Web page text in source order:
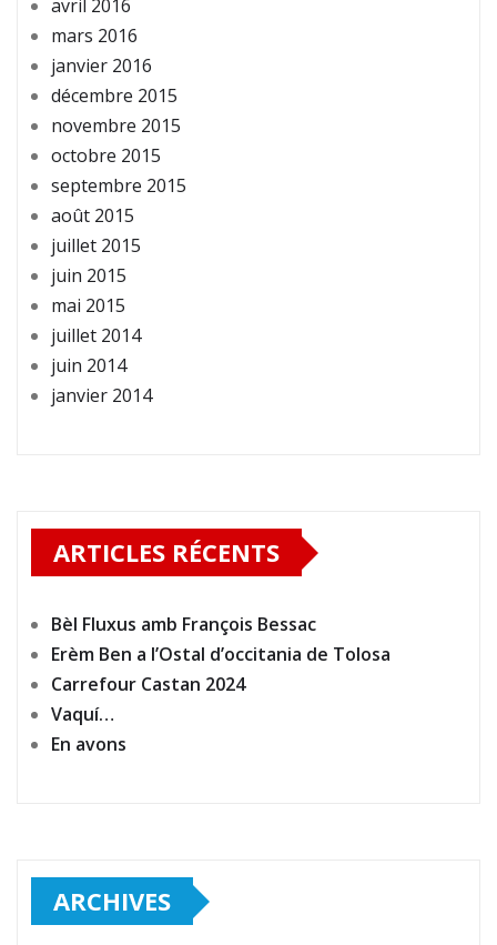
avril 2016
mars 2016
janvier 2016
décembre 2015
novembre 2015
octobre 2015
septembre 2015
août 2015
juillet 2015
juin 2015
mai 2015
juillet 2014
juin 2014
janvier 2014
ARTICLES RÉCENTS
Bèl Fluxus amb François Bessac
Erèm Ben a l’Ostal d’occitania de Tolosa
Carrefour Castan 2024
Vaquí…
En avons
ARCHIVES